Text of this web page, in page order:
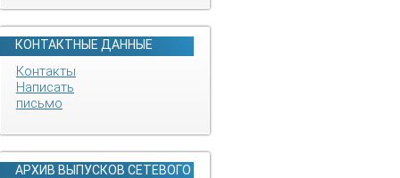
КОНТАКТНЫЕ ДАННЫЕ
Контакты
Написать
письмо
АРХИВ ВЫПУСКОВ СЕТЕВОГО